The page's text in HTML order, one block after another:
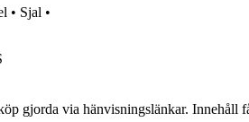
• Sjal •
gjorda via hänvisningslänkar. Innehåll